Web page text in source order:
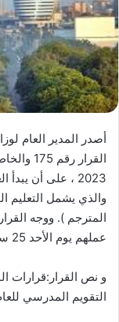
أصدر المدير العام
2023 ، على أن
والذي يشمل التعليم
المترجم ). ووجه
عملهم يوم الأحد 25 سبتمبر الجاري.
التقويم المدرسي للعام